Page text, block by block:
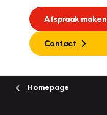
Afspraak maken
Contact
Homepage